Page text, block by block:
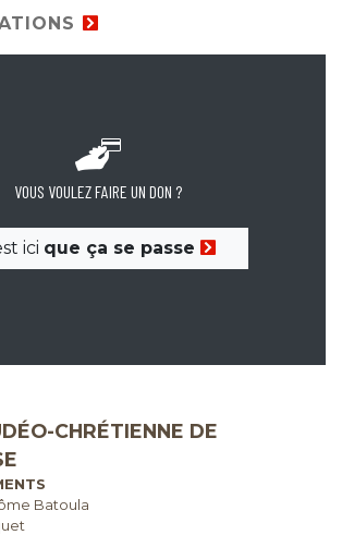
VOUS VOULEZ FAIRE UN DON ?
ici que ça se passe
CHRÉTIENNE DE
Batoula